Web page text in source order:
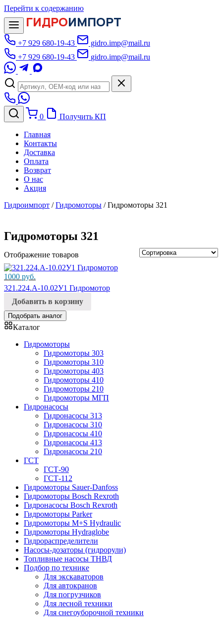
Перейти к содержанию
ГИДРОИМПОРТ
+7 929 680-19-43
gidro.imp@mail.ru
+7 929 680-19-43
gidro.imp@mail.ru
0 Получить КП
Главная
Контакты
Доставка
Оплата
Возврат
О нас
Акция
Гидроимпорт /Гидромоторы /Гидромоторы 321
Гидромоторы 321
Отображение товаров
1000 руб.
321.224.А-10.02У1 Гидромотор
Добавить в корзину
Подобрать аналог
Каталог
Гидромоторы
Гидромоторы 303
Гидромоторы 310
Гидромоторы 403
Гидромоторы 410
Гидромоторы 210
Гидромоторы МГП
Гидронасосы
Гидронасосы 313
Гидронасосы 310
Гидронасосы 410
Гидронасосы 413
Гидронасосы 210
ГСТ
ГСТ-90
ГСТ-112
Гидромоторы Sauer-Danfoss
Гидромоторы Bosch Rexroth
Гидронасосы Bosch Rexroth
Гидромоторы Parker
Гидромоторы M+S Hydraulic
Гидромоторы Hydraglobe
Гидрораспределители
Насосы-дозаторы (гидрорули)
Топливные насосы ТНВД
Подбор по технике
Для экскаваторов
Для автокранов
Для погрузчиков
Для лесной техники
Для снегоуборочной техники